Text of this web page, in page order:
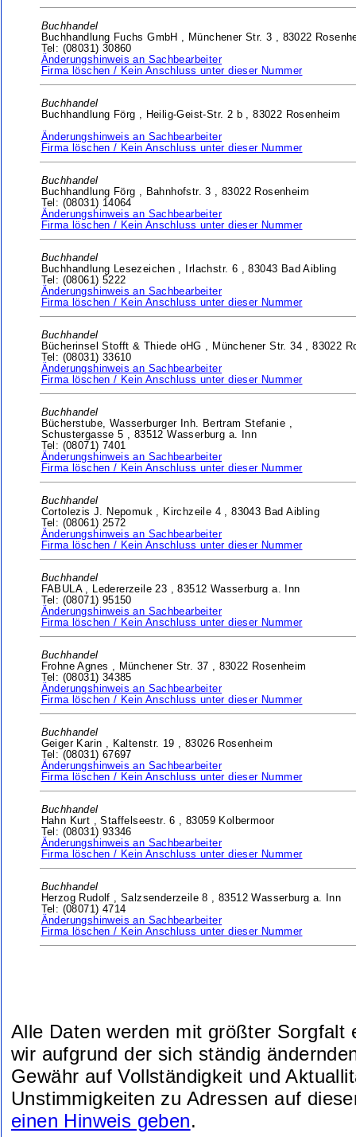
Buchhandel
Buchhandlung Fuchs GmbH , Münchener Str. 3 , 83022
Tel: (08031) 30860
Änderungshinweis an Sachbearbeiter
Firma löschen / Kein Anschluss unter dieser Nummer
Buchhandel
Buchhandlung Förg , Heilig-Geist-Str. 2 b ,83022 Rosenheim
Änderungshinweis an Sachbearbeiter
Firma löschen / Kein Anschluss unter dieser Nummer
Buchhandel
Buchhandlung Förg , Bahnhofstr. 3 , 83022 Rosenheim
Tel: (08031) 14064
Änderungshinweis an Sachbearbeiter
Firma löschen / Kein Anschluss unter dieser Nummer
Buchhandel
Buchhandlung Lesezeichen ,
Irlachstr. 6 ,83043 Bad Aibling
Tel: (08061) 5222
Änderungshinweis an Sachbearbeiter
Firma löschen / Kein Anschluss unter dieser Nummer
Buchhandel
Bücherinsel Stofft & Thiede oHG , Münchener Str. 34 ,83022
Tel: (08031) 33610
Änderungshinweis an Sachbearbeiter
Firma löschen / Kein Anschluss unter dieser Nummer
Buchhandel
Bücherstube, Wasserburger Inh. Bertram Stefanie ,
Schustergasse 5 , 83512 Wasserburg a. Inn
Tel: (08071) 7401
Änderungshinweis an Sachbearbeiter
Firma löschen / Kein Anschluss unter dieser Nummer
Buchhandel
Cortolezis J. Nepomuk , Kirchzeile 4 ,83043 Bad Aibling
Tel: (08061) 2572
Änderungshinweis an Sachbearbeiter
Firma löschen / Kein Anschluss unter dieser Nummer
Buchhandel
FABULA , Ledererzeile 23 ,83512 Wasserburg a. Inn
Tel: (08071) 95150
Änderungshinweis an Sachbearbeiter
Firma löschen / Kein Anschluss unter dieser Nummer
Buchhandel
Frohne Agnes , Münchener Str. 37 , 83022 Rosenheim
Tel: (08031) 34385
Änderungshinweis an Sachbearbeiter
Firma löschen / Kein Anschluss unter dieser Nummer
Buchhandel
Geiger Karin , Kaltenstr. 19 , 83026 Rosenheim
Tel: (08031) 67697
Änderungshinweis an Sachbearbeiter
Firma löschen / Kein Anschluss unter dieser Nummer
Buchhandel
Hahn Kurt ,Staffelseestr. 6 , 83059 Kolbermoor
Tel: (08031) 93346
Änderungshinweis an Sachbearbeiter
Firma löschen / Kein Anschluss unter dieser Nummer
Buchhandel
Herzog Rudolf , Salzsenderzeile 8 , 83512 Wasserburg a. Inn
Tel: (08071) 4714
Änderungshinweis an Sachbearbeiter
Firma löschen / Kein Anschluss unter dieser Nummer
Alle Daten werden mit größter Sorgfalt
wir aufgrund der sich ständig
Gewähr auf Vollständigkeit und
Unstimmigkeiten zu Adressen auf
einen Hinweis geben.